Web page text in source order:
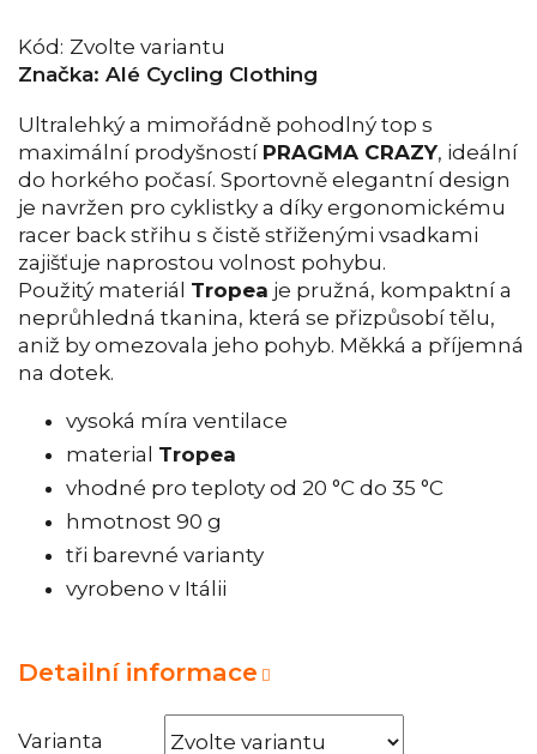
Kód: Zvolte variantu
Značka: Alé Cycling Clothing
Varianta
Ultralehký a mimořádně pohodlný top s
maximální prodyšností PRAGMA CRAZY, ideální
do horkého počasí. Sportovně elegantní design
je navržen pro cyklistky a díky ergonomickému
racer back střihu s čistě střiženými vsadkami
zajišťuje naprostou volnost pohybu.
Použitý materiál Tropea je pružná, kompaktní a
neprůhledná tkanina, která se přizpůsobí tělu,
aniž by omezovala jeho pohyb. Měkká a příjemná
na dotek.
vysoká míra ventilace
material Tropea
vhodné pro teploty od 20 °C do 35 °C
hmotnost 90 g
tři barevné varianty
vyrobeno v Itálii
Detailní informace